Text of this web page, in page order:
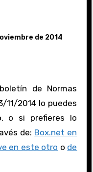
de 2014
11/2014 lo puedes
o si prefieres lo
de: Box.net en
en este otro o de